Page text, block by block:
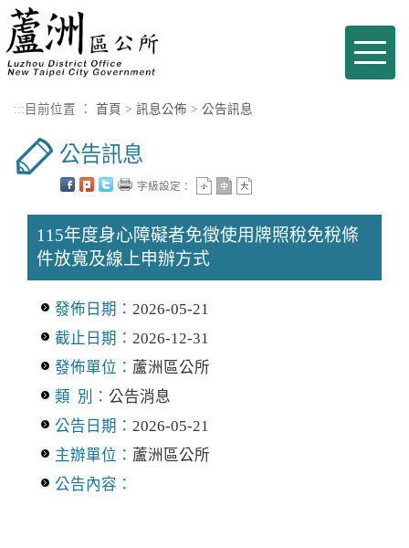
進入內容區塊
Toggle
::: 目前位置 ： 首頁 > 訊息公佈 > 公告訊息
公告訊息
字級設定：
115年度身心障礙者免徵使用牌照稅免稅條
件放寬及線上申辦方式
發佈日期： 2026-05-21
截止日期： 2026-12-31
發佈單位： 蘆洲區公所
類 別： 公告消息
公告日期： 2026-05-21
主辦單位： 蘆洲區公所
公告內容：